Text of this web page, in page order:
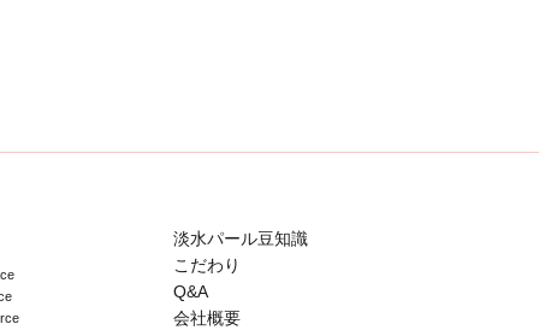
淡水パール豆知識
こだわり
Q&A
会社概要